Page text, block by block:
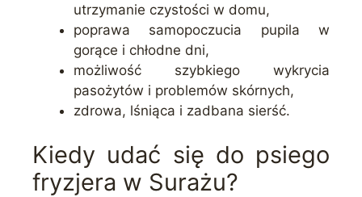
utrzymanie czystości w domu,
poprawa samopoczucia pupila w
gorące i chłodne dni,
możliwość szybkiego wykrycia
pasożytów i problemów skórnych,
zdrowa, lśniąca i zadbana sierść.
Kiedy udać się do psiego
fryzjera w Surażu?